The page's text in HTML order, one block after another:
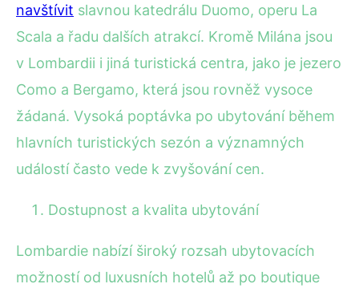
navštívit slavnou katedrálu Duomo, operu La
Scala a řadu dalších atrakcí. Kromě Milána jsou
v Lombardii i jiná turistická centra, jako je jezero
Como a Bergamo, která jsou rovněž vysoce
žádaná. Vysoká poptávka po ubytování během
hlavních turistických sezón a významných
událostí často vede k zvyšování cen.
Dostupnost a kvalita ubytování
Lombardie nabízí široký rozsah ubytovacích
možností od luxusních hotelů až po boutique